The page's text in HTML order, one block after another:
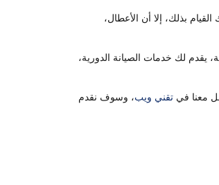
بذلك، إلا أن الأعطال،
يقدم لك خدمات الصيانة الدورية،
معنا في تقني ويب، وسوف نقدم